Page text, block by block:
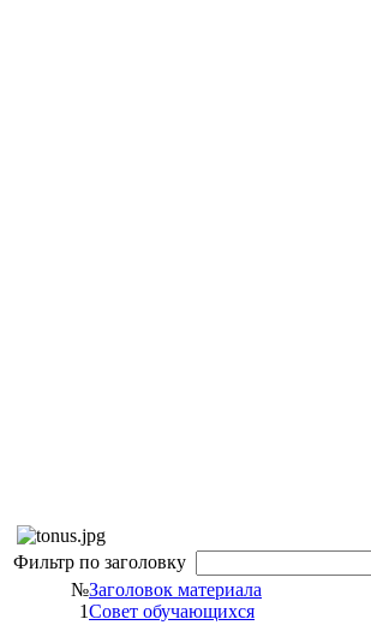
Фильтр по заголовку
№Заголовок материала
1Совет обучающихся